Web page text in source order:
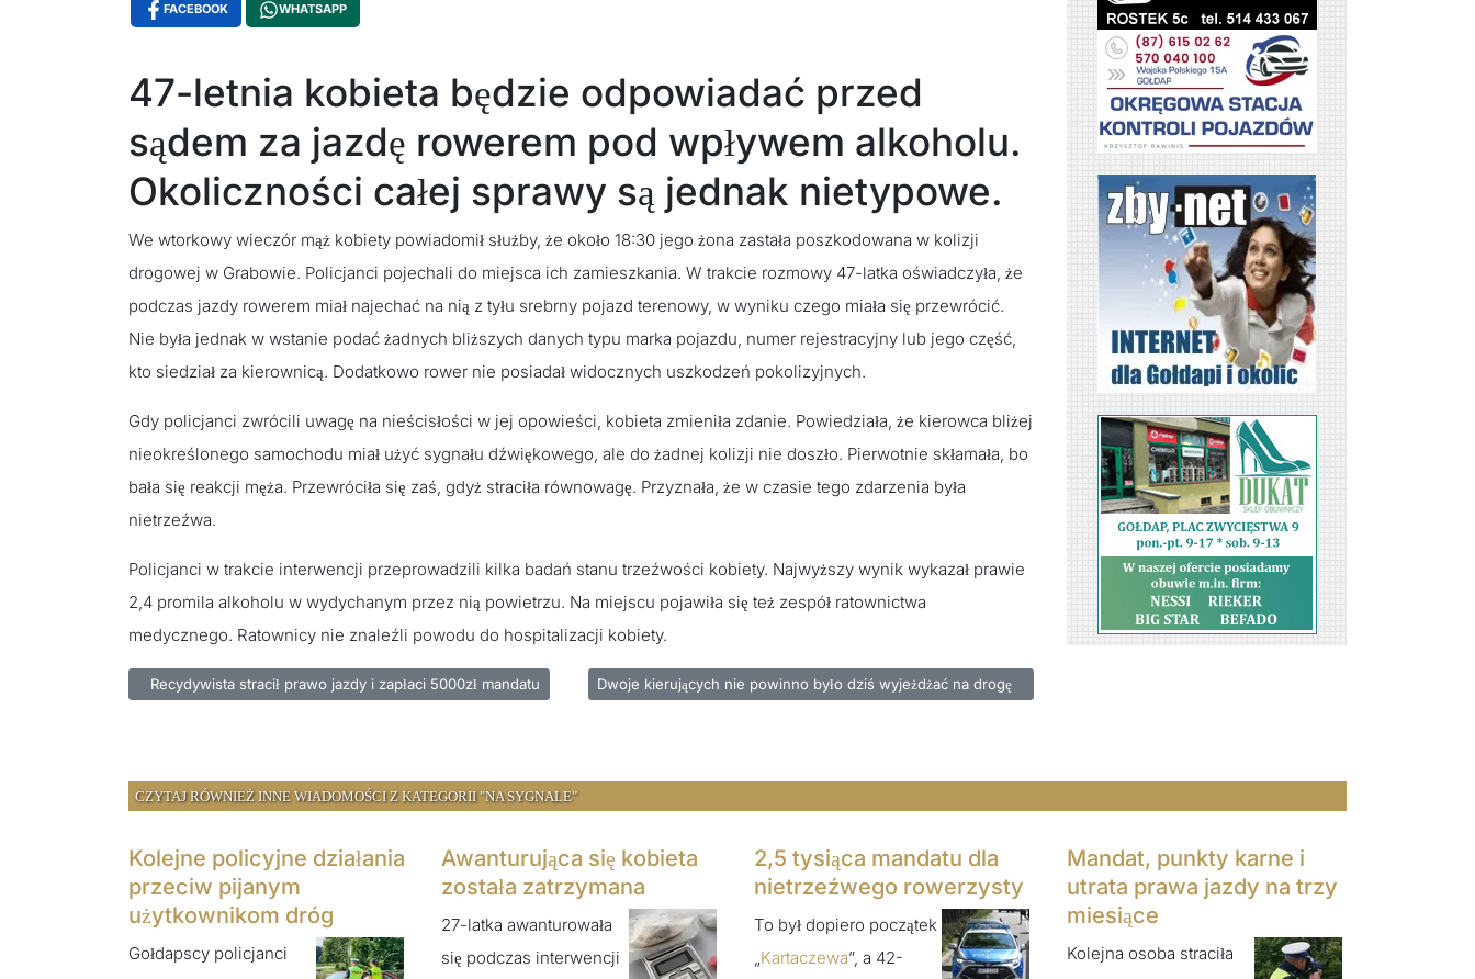
FACEBOOK WHATSAPP
47-letnia kobieta będzie odpowiadać przed
sądem za jazdę rowerem pod wpływem alkoholu.
Okoliczności całej sprawy są jednak nietypowe.
We wtorkowy wieczór mąż kobiety powiadomił służby, że około 18:30 jego żona zastała poszkodowana w kolizji
drogowej w Grabowie. Policjanci pojechali do miejsca ich zamieszkania. W trakcie rozmowy 47-latka oświadczyła, że
podczas jazdy rowerem miał najechać na nią z tyłu srebrny pojazd terenowy, w wyniku czego miała się przewrócić.
Nie była jednak w wstanie podać żadnych bliższych danych typu marka pojazdu, numer rejestracyjny lub jego część,
kto siedział za kierownicą. Dodatkowo rower nie posiadał widocznych uszkodzeń pokolizyjnych.
Gdy policjanci zwrócili uwagę na nieścisłości w jej opowieści, kobieta zmieniła zdanie. Powiedziała, że kierowca bliżej
nieokreślonego samochodu miał użyć sygnału dźwiękowego, ale do żadnej kolizji nie doszło. Pierwotnie skłamała, bo
bała się reakcji męża. Przewróciła się zaś, gdyż straciła równowagę. Przyznała, że w czasie tego zdarzenia była
nietrzeźwa.
Policjanci w trakcie interwencji przeprowadzili kilka badań stanu trzeźwości kobiety. Najwyższy wynik wykazał prawie
2,4 promila alkoholu w wydychanym przez nią powietrzu. Na miejscu pojawiła się też zespół ratownictwa
medycznego. Ratownicy nie znaleźli powodu do hospitalizacji kobiety.
Poprzednia strona: Recydywista stracił prawo jazdy i zapłaci 5000zł mandatu
Recydywista stracił prawo jazdy i zapłaci 5000zł mandatu Następna strona: Dwoje kierujących nie powinno było dziś wyjeżdżać na drogę
Dwoje kierujących nie powinno było dziś wyjeżdżać na drogę
CZYTAJ RÓWNIEŻ INNE WIADOMOŚCI Z KATEGORII "NA SYGNALE"
Kolejne policyjne działania
przeciw pijanym
użytkownikom dróg
Gołdapscy policjanci
Awanturująca się kobieta
została zatrzymana
27-latka awanturowała
się podczas interwencji
2,5 tysiąca mandatu dla
nietrzeźwego rowerzysty
To był dopiero początek
„Kartaczewa”, a 42-
Mandat, punkty karne i
utrata prawa jazdy na trzy
miesiące
Kolejna osoba straciła